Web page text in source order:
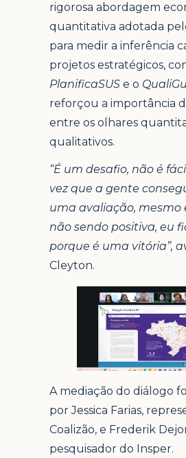
rigorosa abordagem
quantitativa adotada
para medir a inferência
projetos estratégicos,
PlanificaSUS e o
reforçou a importância
entre os olhares
qualitativos.
“É um desafio, não é
vez que a gente
uma avaliação, mesmo
não sendo positiva, eu
porque é uma vitória”,
Cleyton.
A mediação do diálogo
por Jessica Farias,
Coalizão, e Frederik
pesquisador do Insper.